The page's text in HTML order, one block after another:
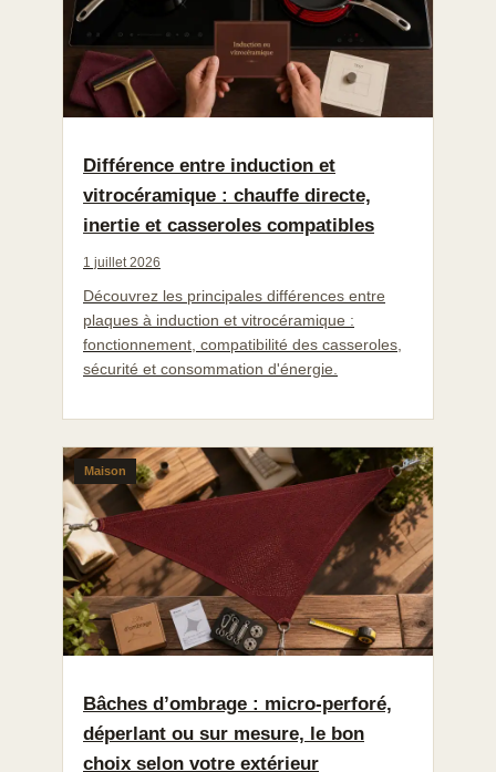
Différence entre induction et
vitrocéramique : chauffe directe,
inertie et casseroles compatibles
1 juillet 2026
Découvrez les principales différences entre
plaques à induction et vitrocéramique :
fonctionnement, compatibilité des casseroles,
sécurité et consommation d'énergie.
Maison
Bâches d’ombrage : micro-perforé,
déperlant ou sur mesure, le bon
choix selon votre extérieur